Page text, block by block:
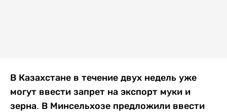
В Казахстане в течение двух недель уже
могут ввести запрет на экспорт муки и
зерна. В Минсельхозе предложили ввести